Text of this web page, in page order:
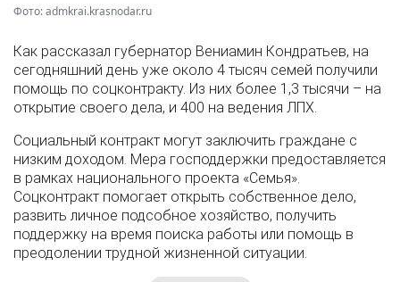
Фото: admkrai.krasnodar.ru
Как рассказал губернатор Вениамин Кондратьев, на
сегодняшний день уже около 4 тысяч семей получили
помощь по соцконтракту. Из них более 1,3 тысячи – на
открытие своего дела, и 400 на ведения ЛПХ.
Социальный контракт могут заключить граждане с
низким доходом. Мера господдержки предоставляется
в рамках национального проекта «Семья».
Соцконтракт помогает открыть собственное дело,
развить личное подсобное хозяйство, получить
поддержку на время поиска работы или помощь в
преодолении трудной жизненной ситуации.